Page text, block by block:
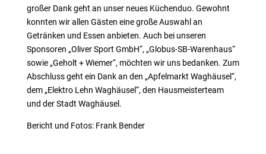
großer Dank geht an unser neues Küchenduo. Gewohnt
konnten wir allen Gästen eine große Auswahl an
Getränken und Essen anbieten. Auch bei unseren
Sponsoren „Oliver Sport GmbH“, „Globus-SB-Warenhaus“
sowie „Geholt + Wiemer“, möchten wir uns bedanken. Zum
Abschluss geht ein Dank an den „Apfelmarkt Waghäusel“,
dem „Elektro Lehn Waghäusel“, den Hausmeisterteam
und der Stadt Waghäusel.
Bericht und Fotos: Frank Bender